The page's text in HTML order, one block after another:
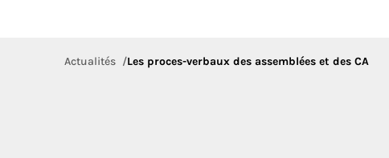
Actualités Les proces-verbaux des assemblées et des CA